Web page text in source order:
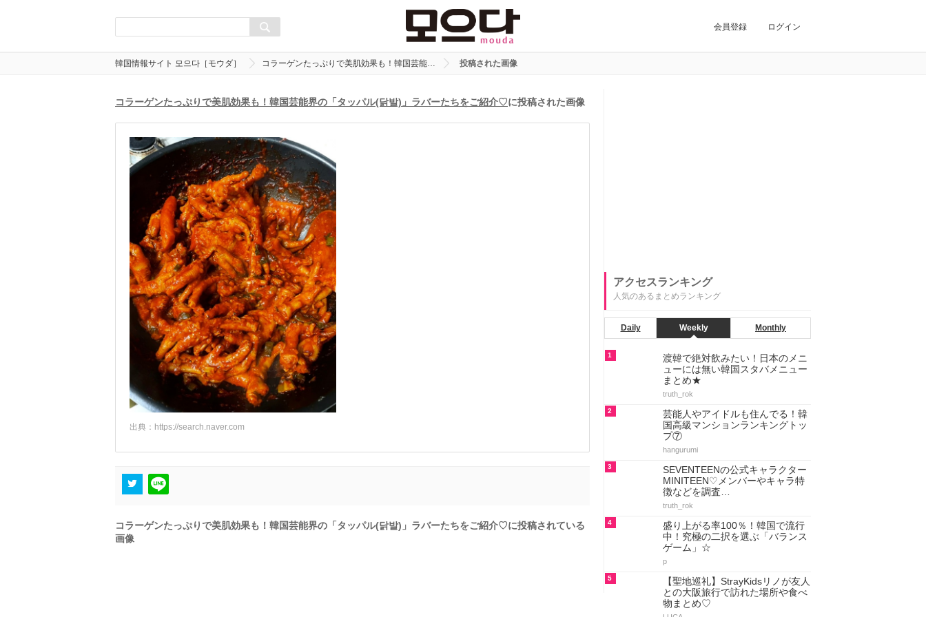
会員登録 ログイン
韓国情報サイト 모으다［モウダ］ コラーゲンたっぷりで美肌効果も！韓国芸能… 投稿された画像
コラーゲンたっぷりで美肌効果も！韓国芸能界の「タッパル(닭발)」ラバーたちをご紹介♡に投稿された画像
出典： https://search.naver.com
コラーゲンたっぷりで美肌効果も！韓国芸能界の「タッパル(닭발)」ラバーたちをご紹介♡に投稿されている
画像
アクセスランキング
人気のあるまとめランキング
Daily Weekly Monthly
1
渡韓で絶対飲みたい！日本のメニ
ューには無い韓国スタバメニュー
まとめ★
truth_rok
2
芸能人やアイドルも住んでる！韓
国高級マンションランキングトッ
プ⑦
hangurumi
3
SEVENTEENの公式キャラクター
MINITEEN♡メンバーやキャラ特
徴などを調査…
truth_rok
4
盛り上がる率100％！韓国で流行
中！究極の二択を選ぶ「バランス
ゲーム」☆
p
5
【聖地巡礼】StrayKidsリノが友人
との大阪旅行で訪れた場所や食べ
物まとめ♡